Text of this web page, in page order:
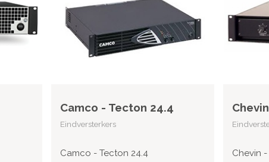
Camco - Tecton 24.4
Eindversterkers
Camco - Tecton 24.4 Chevin